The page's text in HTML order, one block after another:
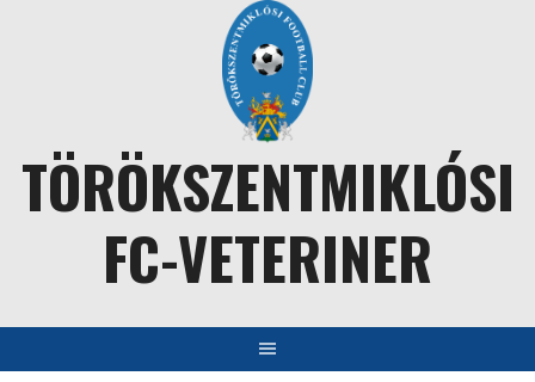
TÖRÖKSZENTMIKLÓSI
FC-VETERINER